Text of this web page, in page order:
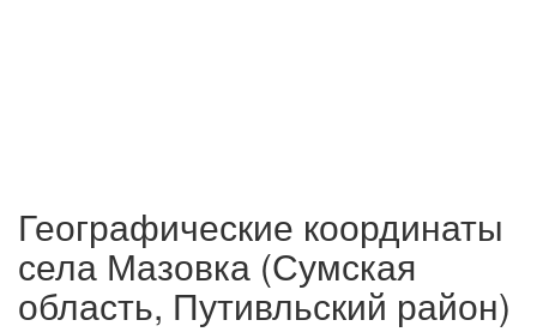
Географические координаты
села Мазовка (Сумская
область, Путивльский район)